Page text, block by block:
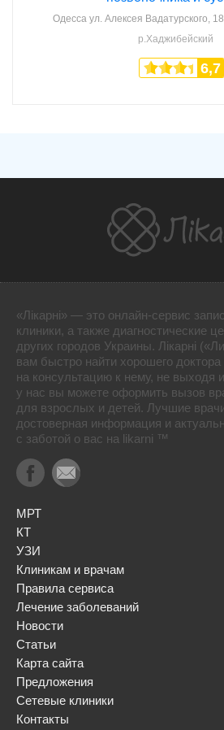
Одесса ул. Алексея Вадатурского,
р.Хаджибейский
6,7
«Лікарні» — это онлайн-сервис
клиники, а также диагностические
других городов Украины. Лікарні
вам быстро найти хорошего
на консультацию к нему, не выходя
у нас вы можете оформить вызов
для взрослых и детей. Лучшие
достоверная информация и
с заботой о вас на likarni ™
МРТ
КТ
УЗИ
Клиникам и врачам
Правила сервиса
Лечение заболеваний
Новости
Статьи
Карта сайта
Предложения
Сетевые клиники
Контакты